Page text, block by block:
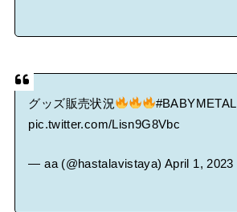
グッズ販売状況
#BABYMETAL
pic.twitter.com/Lisn9G8Vbc
— aa (@hastalavistaya) April 1, 2023